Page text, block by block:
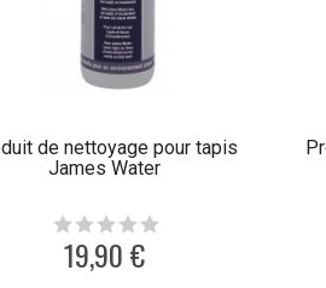
de nettoyage pour tapis
James Water
19,90 €